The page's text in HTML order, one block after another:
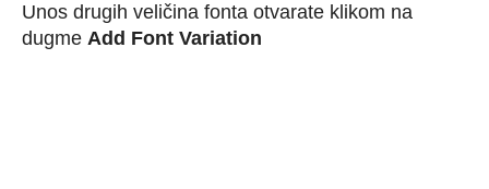
Unos drugih veličina fonta otvarate klikom na
dugme Add Font Variation